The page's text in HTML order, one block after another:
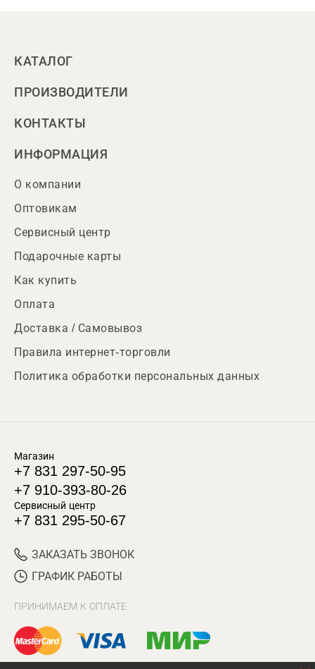
КАТАЛОГ
ПРОИЗВОДИТЕЛИ
КОНТАКТЫ
ИНФОРМАЦИЯ
О компании
Оптовикам
Сервисный центр
Подарочные карты
Как купить
Оплата
Доставка / Самовывоз
Правила интернет-торговли
Политика обработки персональных данных
Магазин
+7 831 297-50-95
+7 910-393-80-26
Сервисный центр
+7 831 295-50-67
ЗАКАЗАТЬ ЗВОНОК
ГРАФИК РАБОТЫ
ПРИНИМАЕМ К ОПЛАТЕ